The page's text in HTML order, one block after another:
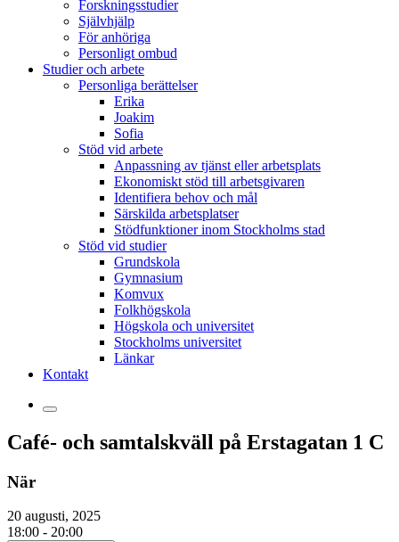
Forskningsstudier
Självhjälp
För anhöriga
Personligt ombud
Studier och arbete
Personliga berättelser
Erika
Joakim
Sofia
Stöd vid arbete
Anpassning av tjänst eller arbetsplats
Ekonomiskt stöd till arbetsgivaren
Identifiera behov och mål
Särskilda arbetsplatser
Stödfunktioner inom Stockholms stad
Stöd vid studier
Grundskola
Gymnasium
Komvux
Folkhögskola
Högskola och universitet
Stockholms universitet
Länkar
Kontakt
Café- och samtalskväll på Erstagatan 1 C
När
20 augusti, 2025
18:00 - 20:00